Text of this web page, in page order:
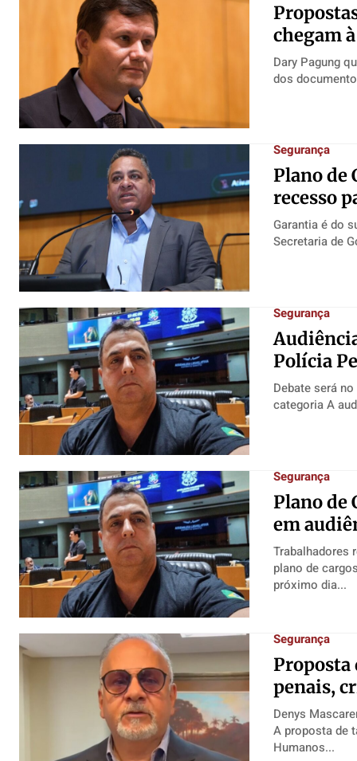
chegam
Dary Pagung
Segurança
Plano de
recesso
Garantia é do
Segurança
Polícia
Debate será
Segurança
​Plano de
em
Trabalhadores
plano de
próximo dia...
Segurança
Proposta
penais,
Denys
A proposta de
Humanos...